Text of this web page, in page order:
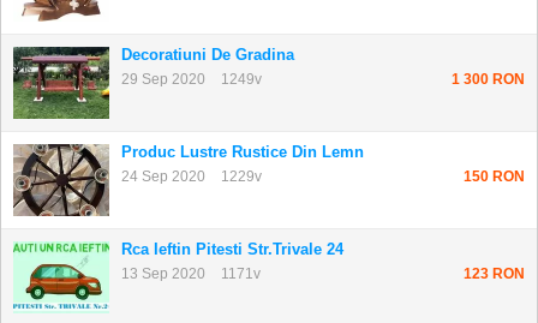
Decoratiuni De Gradina
29 Sep 2020 1249v 1 300 RON
Produc Lustre Rustice Din Lemn
24 Sep 2020 1229v 150 RON
Rca Ieftin Pitesti Str.trivale 24
13 Sep 2020 1171v 123 RON